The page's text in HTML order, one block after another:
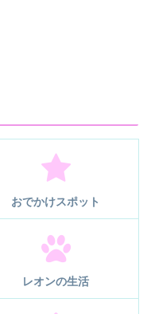
おでかけスポット
レオンの生活